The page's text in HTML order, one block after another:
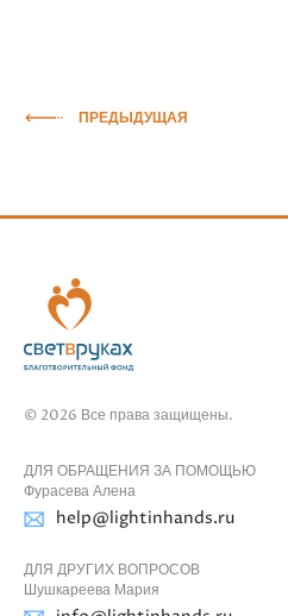
ПРЕДЫДУЩАЯ
© 2026 Все права защищены.
ДЛЯ ОБРАЩЕНИЯ ЗА ПОМОЩЬЮ
Фурасева Алена
help@lightinhands.ru
ДЛЯ ДРУГИХ ВОПРОСОВ
Шушкареева Мария